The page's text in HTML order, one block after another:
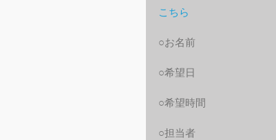
こちら
○お名前
○希望日
○希望時間
○担当者